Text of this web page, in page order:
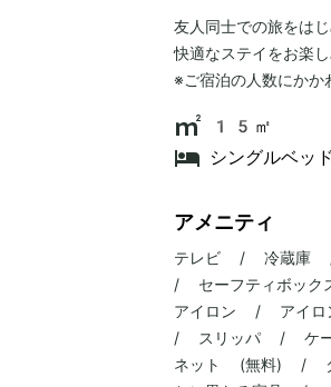
友人同士での旅をは
快適なステイをお楽し
※ご宿泊の人数にかか
15㎡
シングルベ
アメニティ
テレビ / 冷蔵庫 /
/ セーフティボ
アイロン / アイ
/ スリッパ / ケー
ネット (無料) / ダ